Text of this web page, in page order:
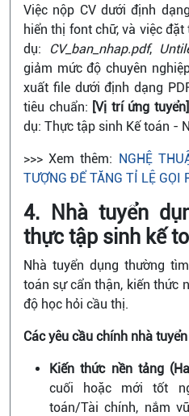
Việc nộp CV dưới định
hiển thị font chữ, và việc
dụ:
CV_ban_nhap.pdf,
giảm mức độ chuyên
xuất file dưới định dạng
tiêu chuẩn: [Vị trí ứng
dụ: Thực tập sinh Kế toán -
>>> Xem thêm: NGHỆ
TƯỢNG ĐỂ TĂNG TỈ LỆ GỌI
4. Nhà tuyển
thực tập sinh kế
Nhà tuyển dụng thường
toán sự cẩn thận, kiến thức
độ học hỏi cầu thị.
Các yêu cầu chính nhà
Kiến thức nền tảng
cuối hoặc mới tốt
toán/Tài chính, nắm